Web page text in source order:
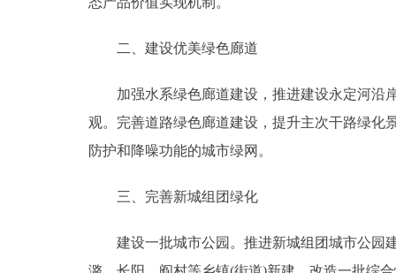
二、建设优美绿色廊道
加强水系绿色廊道建设，推进建设永定河沿岸
观。完善道路绿色廊道建设，提升主次干路绿化
防护和降噪功能的城市绿网。
三、完善新城组团绿化
建设一批城市公园。推进新城组团城市公园建